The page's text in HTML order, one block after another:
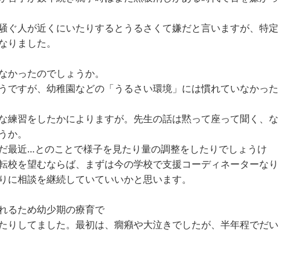
になっていま
本人から、特に
という訴えてが
、また車のエン
音が気持ち悪い
調不良になった
イヤーマフをネ
で購入しまだ届
はおりません。
時間の過ごし
音楽や始業式等
育館での集まり..
息子のような症
ように学校生活
られています
意見
外も全て100は越えて
凸凹はあったそうで
すが、病院では詳し
くは教えてもらえま
けた新K式の方では５
が酷く、またかなり
しつこいです。自分
の思い通りにいくま
でいつまでも言い続
くなると癇癪を起こ
します。足をドンド
ン鳴らし、「ママ〜‼
んと戻ってくればい
いです。と了承を得
いう話で、学校内で
大丈夫な場所を探す
かが無難だと思って
ている子も実際いま
す。娘にとって一番
いい方法をと先生も
考えて下さってるの
す。よろしくお願い
見通し
みなさん
えてく
しくお
ぐ人が近くにいたりするとうるさくて嫌だと言いますが、特定
ました。
ったのでしょうか。
ですが、幼稚園などの「うるさい環境」には慣れていなかった
練習をしたかによりますが。先生の話は黙って座って聞く、な
。
最近…とのことで様子を見たり量の調整をしたりでしょうけ
校を望むならば、まずは今の学校で支援コーディネーターなり
に相談を継続していていいかと思います。
るため幼少期の療育で
りしてました。最初は、癇癪や大泣きでしたが、半年程でだい